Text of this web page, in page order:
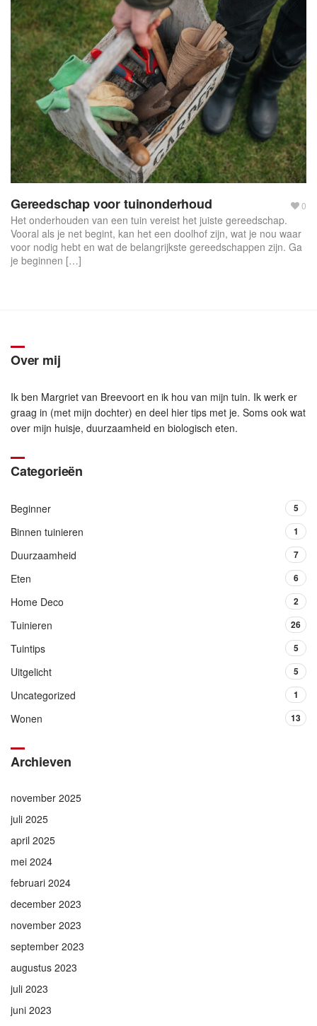
Gereedschap voor tuinonderhoud
Het onderhouden van een tuin vereist het juiste gereedschap.
Vooral als je net begint, kan het een doolhof zijn, wat je nou waar
voor nodig hebt en wat de belangrijkste gereedschappen zijn. Ga
je beginnen […]
0
Over mij
Ik ben Margriet van Breevoort en ik hou van mijn tuin. Ik werk er
graag in (met mijn dochter) en deel hier tips met je. Soms ook wat
over mijn huisje, duurzaamheid en biologisch eten.
Categorieën
Beginner 5
Binnen tuinieren 1
Duurzaamheid 7
Eten 6
Home Deco 2
Tuinieren 26
Tuintips 5
Uitgelicht 5
Uncategorized 1
Wonen 13
Archieven
november 2025
juli 2025
april 2025
mei 2024
februari 2024
december 2023
november 2023
september 2023
augustus 2023
juli 2023
juni 2023